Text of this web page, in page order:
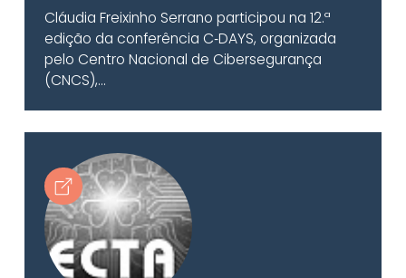
Cláudia Freixinho Serrano participou na 12.ª
edição da conferência C‑DAYS, organizada
pelo Centro Nacional de Cibersegurança
(CNCS),...